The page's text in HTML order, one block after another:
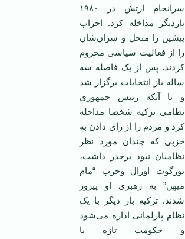
سرانجام ارتش در ١٩٨٠
باردیگر مداخله کرد. احزاب
پیشین را منحل و سران‌شان
را از فعالیت سیاسی محروم
کردند. پس از یک فاصله سه
ساله باز انتخابات برگزار شد
و با آنکه رئیس جمهوری
نظامی ترکیه شخصا مداخله
کرد و مردم را از رای دادن به
حزبی که چندان مورد نظر
نظامیان نبود برحذر داشت،
تورگوت اوزال وحزب “مام
میهن” به رهبری او پیروز
شدند. ترکیه بار دیگر با یک
نظام پارلمانی اداره می‌شود
و حکومت تازه با